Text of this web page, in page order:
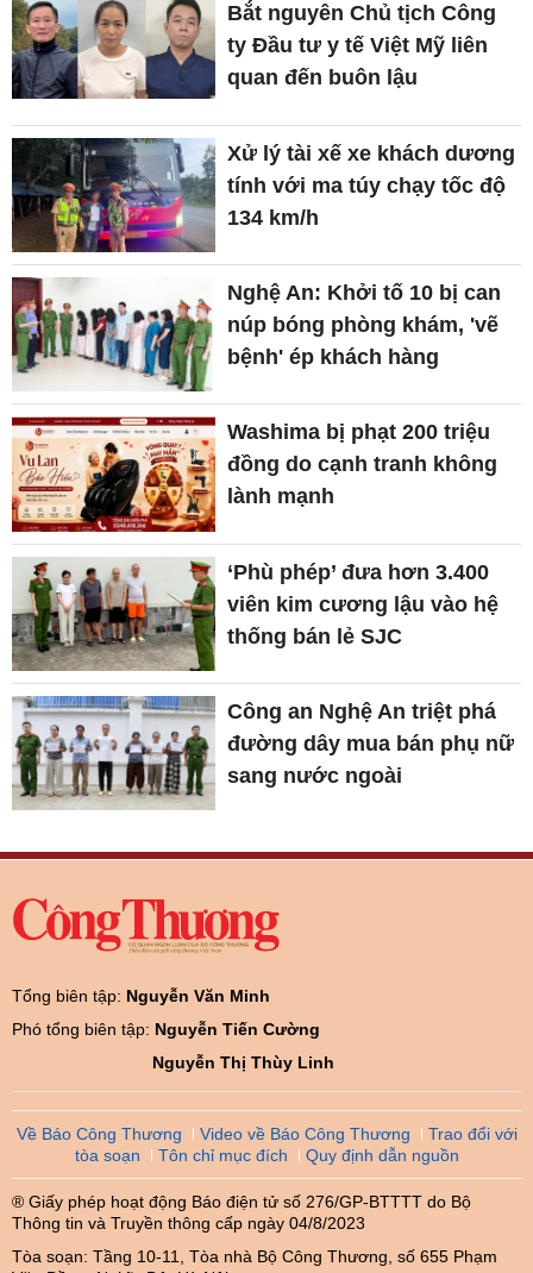
Bắt nguyên Chủ tịch Công
ty Đầu tư y tế Việt Mỹ liên
quan đến buôn lậu
Xử lý tài xế xe khách dương
tính với ma túy chạy tốc độ
134 km/h
Nghệ An: Khởi tố 10 bị can
núp bóng phòng khám, 'vẽ
bệnh' ép khách hàng
Washima bị phạt 200 triệu
đồng do cạnh tranh không
lành mạnh
‘Phù phép’ đưa hơn 3.400
viên kim cương lậu vào hệ
thống bán lẻ SJC
Công an Nghệ An triệt phá
đường dây mua bán phụ nữ
sang nước ngoài
Tổng biên tập: Nguyễn Văn Minh
Phó tổng biên tập: Nguyễn Tiến Cường
Nguyễn Thị Thùy Linh
Về Báo Công Thương Video về Báo Công Thương
Trao đổi với
tòa soạn
Tôn chỉ mục đích Quy định dẫn nguồn
® Giấy phép hoạt động Báo điện tử số 276/GP-BTTTT do Bộ
Thông tin và Truyền thông cấp ngày 04/8/2023
Tòa soạn: Tầng 10-11, Tòa nhà Bộ Công Thương, số 655 Phạm